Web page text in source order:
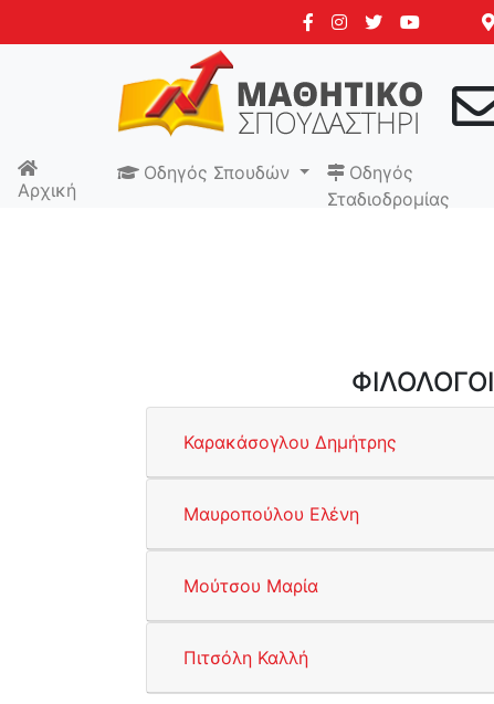
Αρχική
Οδηγός Σπουδών
Οδηγός
Σταδιοδρομίας
ΦΙΛΟΛΟΓΟΙ
Καρακάσογλου Δημήτρης
Μαυροπούλου Ελένη
Μούτσου Μαρία
Πιτσόλη Καλλή